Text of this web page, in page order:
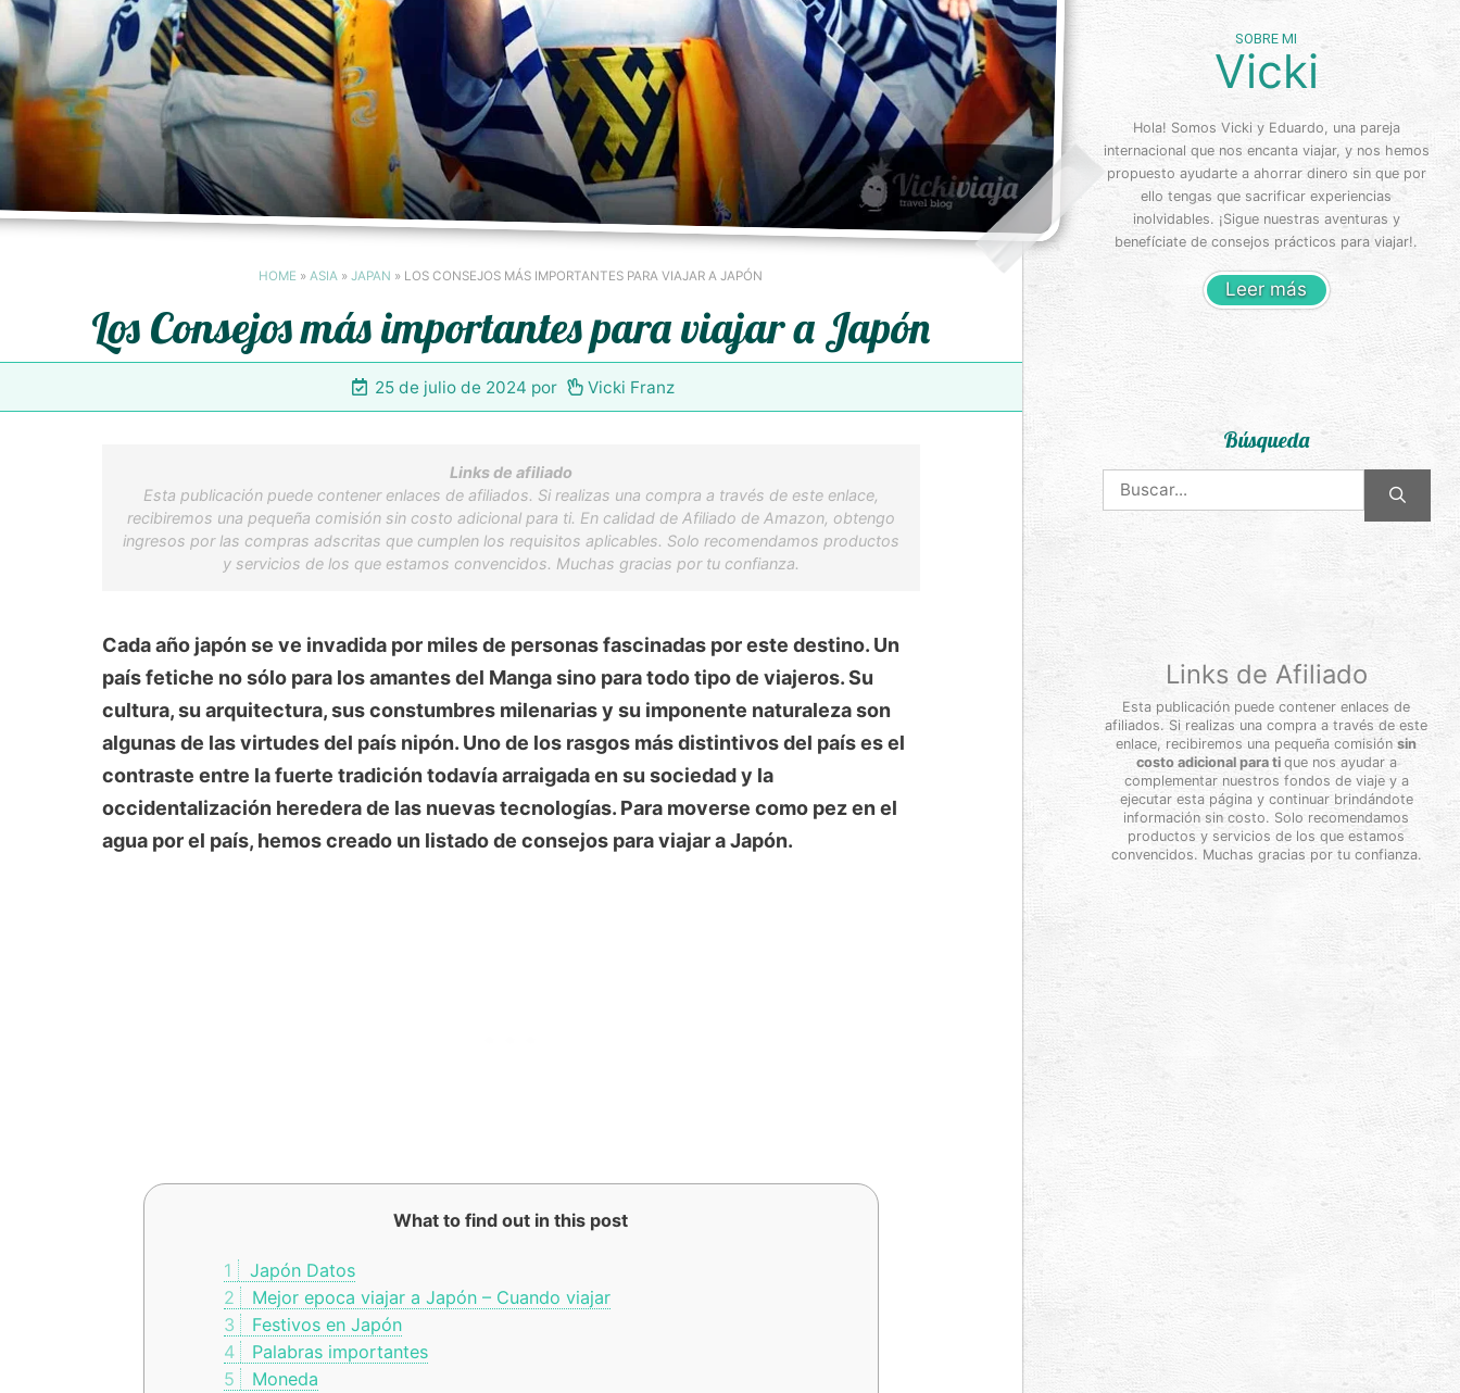
HOME »ASIA »JAPAN » LOS CONSEJOS MÁS IMPORTANTES PARA VIAJAR A JAPÓN
Los Consejos más importantes para viajar a Japón
25 de julio de 2024 por Vicki Franz
Links de afiliado
Esta publicación puede contener enlaces de afiliados. Si realizas una compra a través de este enlace,
recibiremos una pequeña comisión sin costo adicional para ti. En calidad de Afiliado de Amazon, obtengo
ingresos por las compras adscritas que cumplen los requisitos aplicables. Solo recomendamos productos
y servicios de los que estamos convencidos. Muchas gracias por tu confianza.
Cada año japón se ve invadida por miles de personas fascinadas por este destino. Un
país fetiche no sólo para los amantes del Manga sino para todo tipo de viajeros. Su
cultura, su arquitectura, sus constumbres milenarias y su imponente naturaleza son
algunas de las virtudes del país nipón. Uno de los rasgos más distintivos del país es el
contraste entre la fuerte tradición todavía arraigada en su sociedad y la
occidentalización heredera de las nuevas tecnologías. Para moverse como pez en el
agua por el país, hemos creado un listado de consejos para viajar a Japón.
What to find out in this post
1
Japón Datos
2
Mejor epoca viajar a Japón – Cuando viajar
3
Festivos en Japón
4
Palabras importantes
5
Moneda
SOBRE MI
Vicki
Hola! Somos Vicki y Eduardo, una pareja
internacional que nos encanta viajar, y nos hemos
propuesto ayudarte a ahorrar dinero sin que por
ello tengas que sacrificar experiencias
inolvidables. ¡Sigue nuestras aventuras y
benefíciate de consejos prácticos para viajar!.
Leer más
Búsqueda
Buscar:
Links de Afiliado
Esta publicación puede contener enlaces de
afiliados. Si realizas una compra a través de este
enlace, recibiremos una pequeña comisiónsin
costo adicional para ti que nos ayudar a
complementar nuestros fondos de viaje y a
ejecutar esta página y continuar brindándote
información sin costo. Solo recomendamos
productos y servicios de los que estamos
convencidos. Muchas gracias por tu confianza.